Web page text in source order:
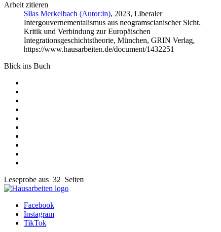
Arbeit zitieren
Silas Merkelbach (Autor:in), 2023, Liberaler
Intergouvernementalismus aus neogramscianischer Sicht.
Kritik und Verbindung zur Europäischen
Integrationsgeschichtstheorie, München, GRIN Verlag,
https://www.hausarbeiten.de/document/1432251
Blick ins Buch
Leseprobe aus 32 Seiten
Facebook
Instagram
TikTok